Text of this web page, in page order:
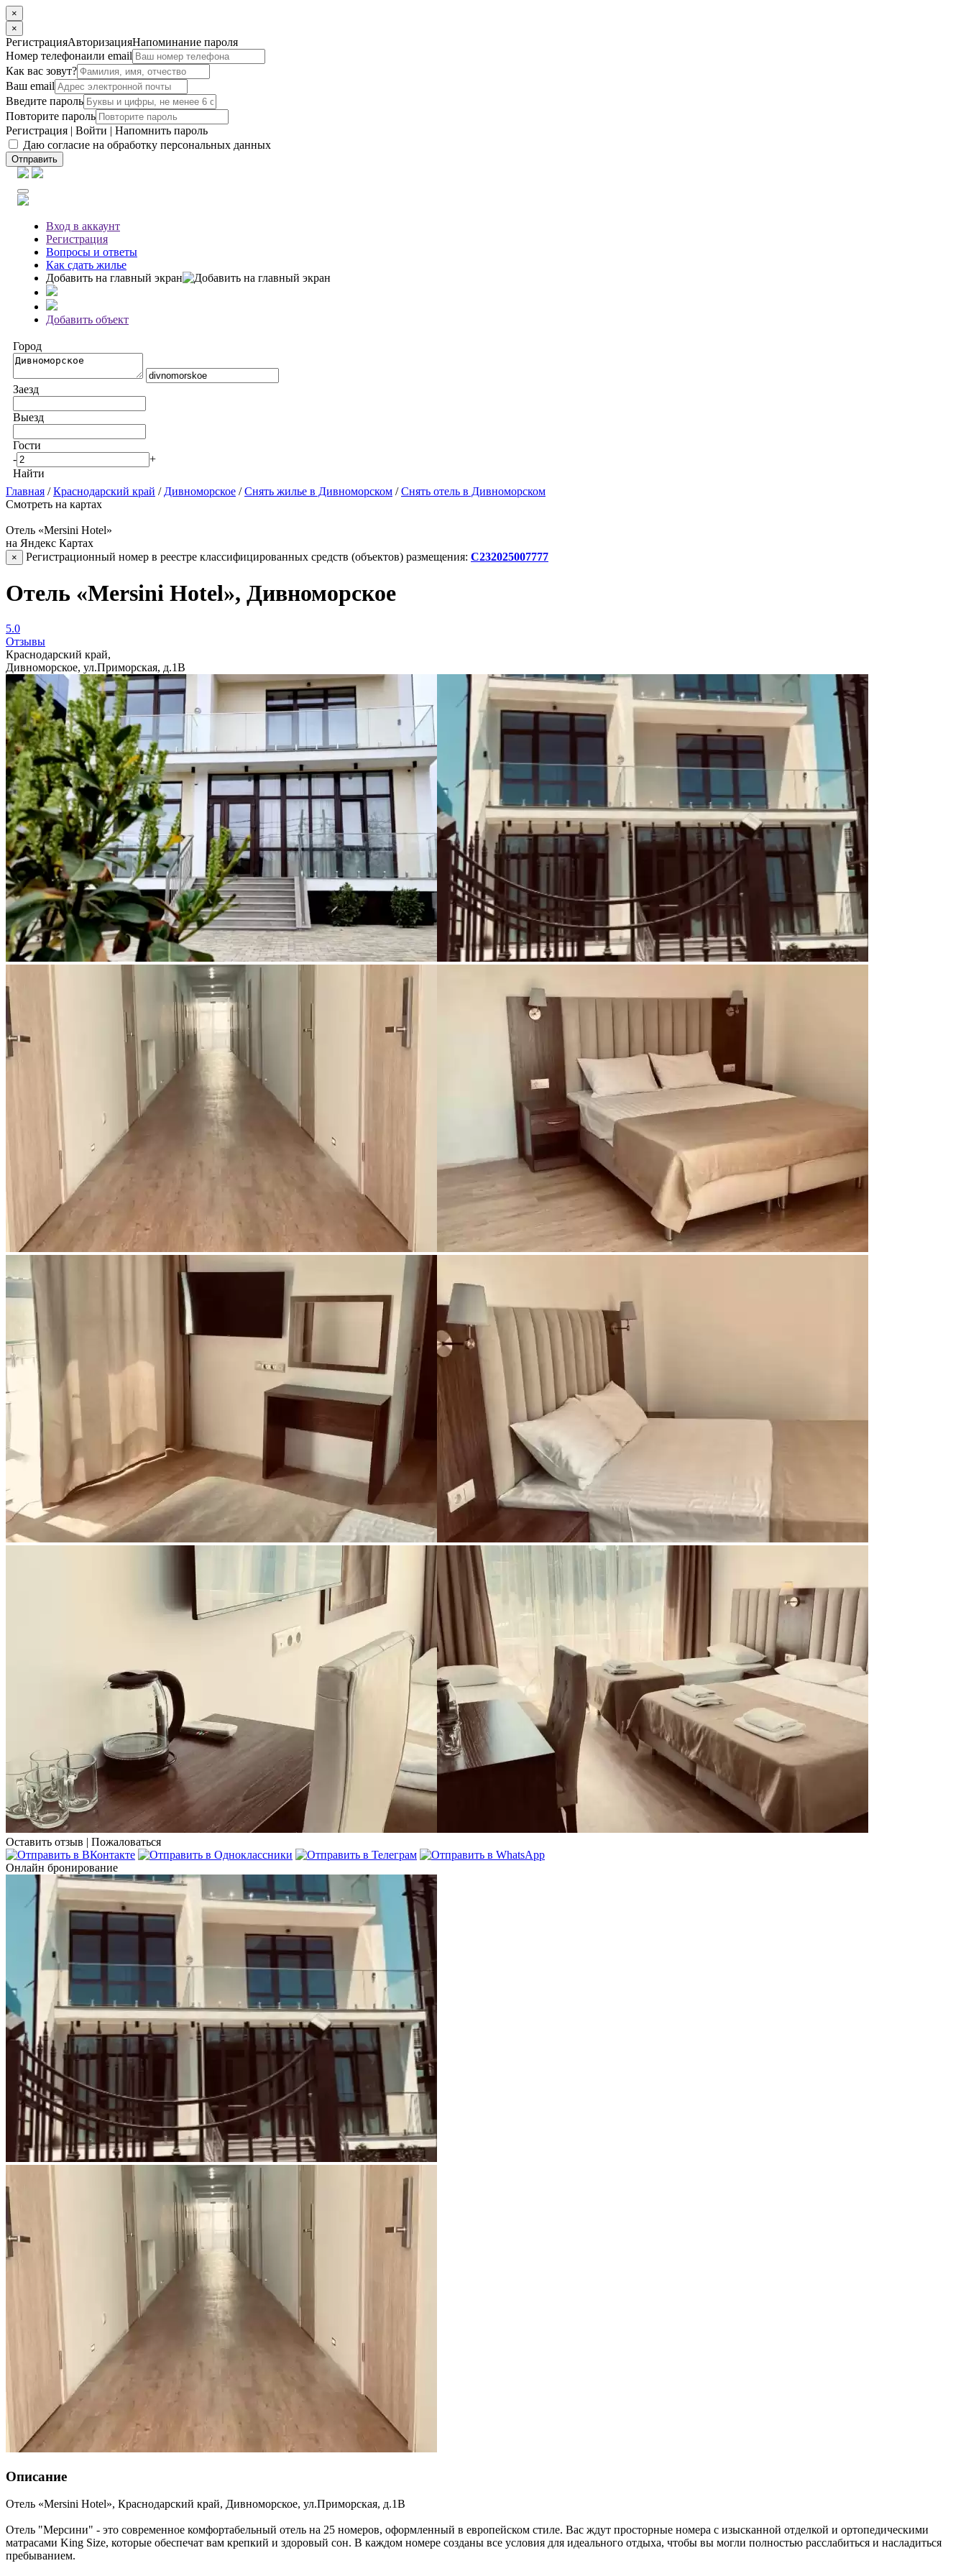
×
×
РегистрацияАвторизацияНапоминание пароля
Номер телефонаили email
Как вас зовут?
Ваш email
Введите пароль
Повторите пароль
Регистрация | Войти | Напомнить пароль
Даю согласие на обработку персональных данных
Отправить
Вход в аккаунт
Регистрация
Вопросы и ответы
Как сдать жилье
Добавить на главный экран
Добавить объект
Город
Заезд
Выезд
Гости
-
+
Найти
Главная /Краснодарский край / Дивноморское /Снять жилье в Дивноморском /Снять отель в Дивноморском
Смотреть на картах
Отель «Mersini Hotel»
на Яндекс Картах
× Регистрационный номер в реестре классифицированных средств (объектов) размещения: С232025007777
Отель «Mersini Hotel», Дивноморское
5.0
Отзывы
Краснодарский край,
Дивноморское, ул.Приморская, д.1В
Оставить отзыв | Пожаловаться
Онлайн бронирование
Описание
Отель «Mersini Hotel», Краснодарский край, Дивноморское, ул.Приморская, д.1В
Отель "Мерсини" - это современное комфортабельный отель на 25 номеров, оформленный в европейском стиле. Вас ждут просторные номера с изысканной отделкой и ортопедическими
матрасами King Size, которые обеспечат вам крепкий и здоровый сон. В каждом номере созданы все условия для идеального отдыха, чтобы вы могли полностью расслабиться и насладиться
пребыванием.